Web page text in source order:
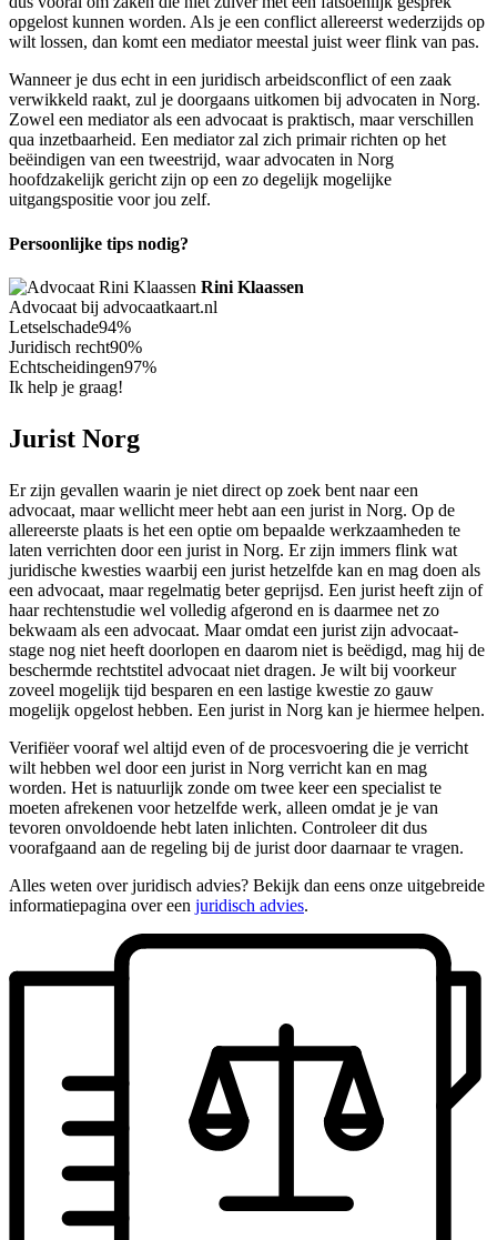
opgelost kunnen worden. Als je een conflict allereerst wederzijds op
wilt lossen, dan komt een mediator meestal juist weer flink van pas.
Wanneer je dus echt in een juridisch arbeidsconflict of een zaak
verwikkeld raakt, zul je doorgaans uitkomen bij advocaten in Norg.
Zowel een mediator als een advocaat is praktisch, maar verschillen
qua inzetbaarheid. Een mediator zal zich primair richten op het
beëindigen van een tweestrijd, waar advocaten in Norg
hoofdzakelijk gericht zijn op een zo degelijk mogelijke
uitgangspositie voor jou zelf.
Persoonlijke tips nodig?
Rini Klaassen
Advocaat bij advocaatkaart.nl
Letselschade94%
Juridisch recht90%
Echtscheidingen97%
Ik help je graag!
Jurist Norg
Er zijn gevallen waarin je niet direct op zoek bent naar een
advocaat, maar wellicht meer hebt aan een jurist in Norg. Op de
allereerste plaats is het een optie om bepaalde werkzaamheden te
laten verrichten door een jurist in Norg. Er zijn immers flink wat
juridische kwesties waarbij een jurist hetzelfde kan en mag doen als
een advocaat, maar regelmatig beter geprijsd. Een jurist heeft zijn of
haar rechtenstudie wel volledig afgerond en is daarmee net zo
bekwaam als een advocaat. Maar omdat een jurist zijn advocaat-
stage nog niet heeft doorlopen en daarom niet is beëdigd, mag hij de
beschermde rechtstitel advocaat niet dragen. Je wilt bij voorkeur
zoveel mogelijk tijd besparen en een lastige kwestie zo gauw
mogelijk opgelost hebben. Een jurist in Norg kan je hiermee helpen.
Verifiëer vooraf wel altijd even of de procesvoering die je verricht
wilt hebben wel door een jurist in Norg verricht kan en mag
worden. Het is natuurlijk zonde om twee keer een specialist te
moeten afrekenen voor hetzelfde werk, alleen omdat je je van
tevoren onvoldoende hebt laten inlichten. Controleer dit dus
voorafgaand aan de regeling bij de jurist door daarnaar te vragen.
Alles weten over juridisch advies? Bekijk dan eens onze uitgebreide
informatiepagina over een juridisch advies.